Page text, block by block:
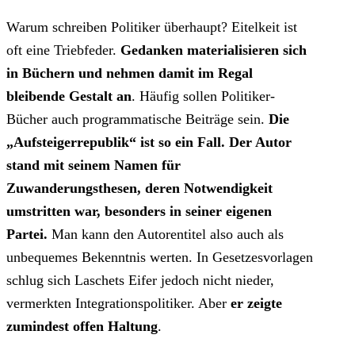
Warum schreiben Politiker überhaupt? Eitelkeit ist
oft eine Triebfeder. Gedanken materialisieren sich
in Büchern und nehmen damit im Regal
bleibende Gestalt an. Häufig sollen Politiker-
Bücher auch programmatische Beiträge sein. Die
„Aufsteigerrepublik“ ist so ein Fall. Der Autor
stand mit seinem Namen für
Zuwanderungsthesen, deren Notwendigkeit
umstritten war, besonders in seiner eigenen
Partei. Man kann den Autorentitel also auch als
unbequemes Bekenntnis werten. In Gesetzesvorlagen
schlug sich Laschets Eifer jedoch nicht nieder,
vermerkten Integrationspolitiker. Aber er zeigte
zumindest offen Haltung.